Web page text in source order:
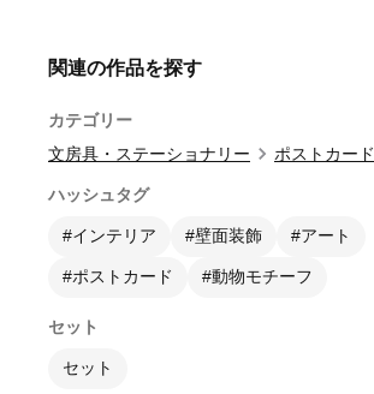
関連の作品を探す
カテゴリー
文房具・ステーショナリー
ポストカード
ハッシュタグ
#インテリア #壁面装飾 #アート
#ポストカード #動物モチーフ
セット
セット